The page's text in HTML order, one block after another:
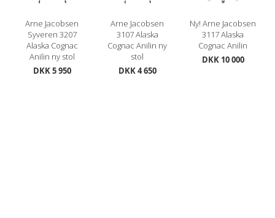
Arne Jacobsen
Syveren 3207
Alaska Cognac
Anilin ny stol
DKK 5 950
Arne Jacobsen
3107 Alaska
Cognac Anilin ny
stol
DKK 4 650
Ny! Arne Jacobsen
3117 Alaska
Cognac Anilin
DKK 10 000